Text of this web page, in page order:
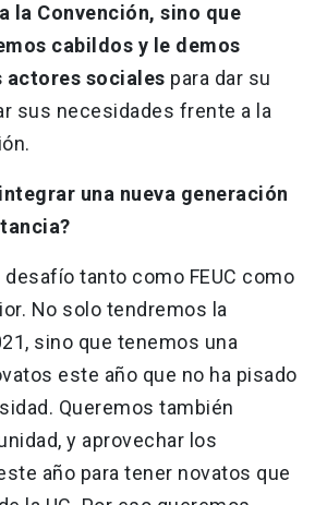
la Convención, sino que
cabildos y le demos
actores sociales para dar su
sus necesidades frente a la
una nueva generación
tanto como FEUC como
No solo tendremos la
sino que tenemos una
este año que no ha pisado
Queremos también
y aprovechar los
año para tener novatos que